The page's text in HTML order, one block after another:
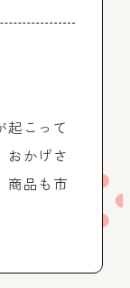
起こって
おかげさ
商品も市